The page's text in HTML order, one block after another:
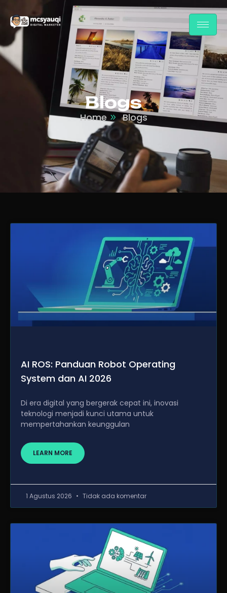
Blogs
Home Blogs
AI ROS: Panduan Robot Operating
System dan AI 2026
Di era digital yang bergerak cepat ini, inovasi
teknologi menjadi kunci utama untuk
mempertahankan keunggulan
LEARN MORE
1 Agustus 2026 Tidak ada komentar